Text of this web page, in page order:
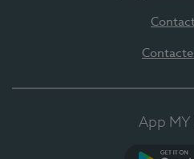
App MY